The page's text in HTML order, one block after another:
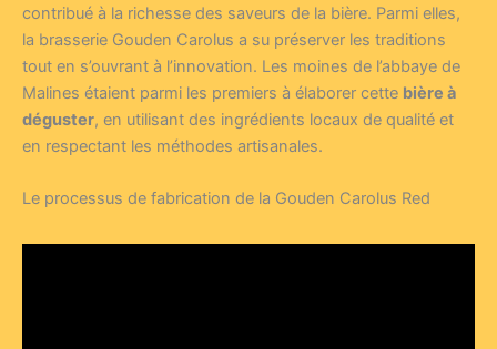
contribué à la richesse des saveurs de la bière. Parmi elles,
la brasserie Gouden Carolus a su préserver les traditions
tout en s’ouvrant à l’innovation. Les moines de l’abbaye de
Malines étaient parmi les premiers à élaborer cette bière à
déguster, en utilisant des ingrédients locaux de qualité et
en respectant les méthodes artisanales.
Le processus de fabrication de la Gouden Carolus Red